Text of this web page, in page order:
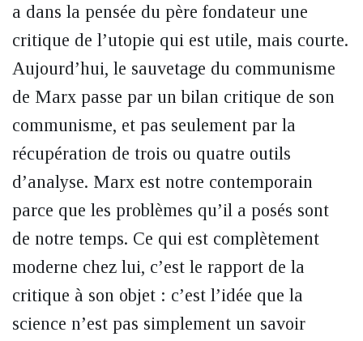
a dans la pensée du père fondateur une
critique de l’utopie qui est utile, mais courte.
Aujourd’hui, le sauvetage du communisme
de Marx passe par un bilan critique de son
communisme, et pas seulement par la
récupération de trois ou quatre outils
d’analyse. Marx est notre contemporain
parce que les problèmes qu’il a posés sont
de notre temps. Ce qui est complètement
moderne chez lui, c’est le rapport de la
critique à son objet : c’est l’idée que la
science n’est pas simplement un savoir